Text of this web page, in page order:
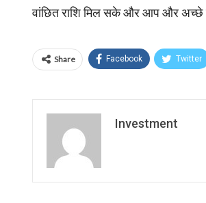
वांछित राशि मिल सके और आप और
Share Facebook Twitter
Investment